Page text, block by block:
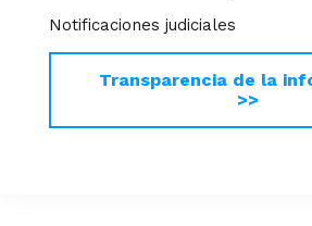
Notificaciones judiciales
Transparencia de la
>>